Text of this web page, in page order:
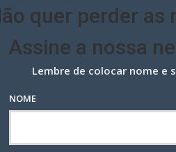
PARA O PRIMEIRO
para o
quer perder as
Assine a nossa
Lembre de colocar nome e
NOME